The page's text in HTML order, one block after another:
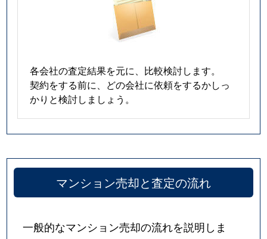
各会社の査定結果を元に、比較検討します。
契約をする前に、どの会社に依頼をするかしっ
かりと検討しましょう。
マンション売却と査定の流れ
一般的なマンション売却の流れを説明しま